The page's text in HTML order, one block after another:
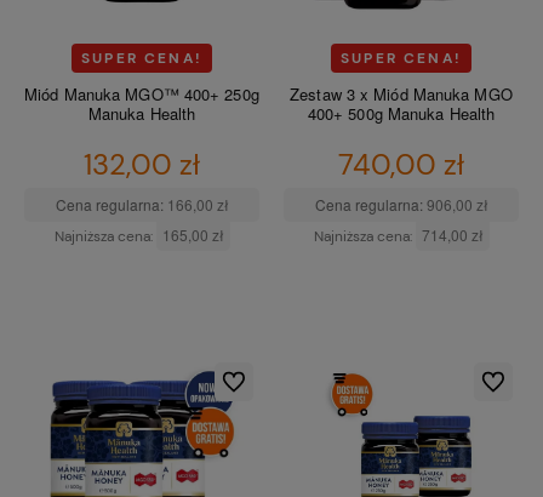
SUPER CENA!
Miód Manuka MGO™ 400+ 250g
Manuka Health
132,00 zł
Cena regularna: 166,00 zł
Najniższa cena: 165,00 zł
SUPER CENA!
Zestaw 3 x Miód Manuka MGO
400+ 500g Manuka Health
740,00 zł
Cena regularna: 906,00 zł
Najniższa cena: 714,00 zł
Do ulubionych Do